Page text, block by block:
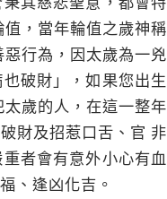
，當年輪值之歲神稱
行為，因太歲為一兇
破財」，如果您出生
歲的人，在這一整年
財及招惹口舌、官 非
者會有意外小心有血
、逢凶化吉。